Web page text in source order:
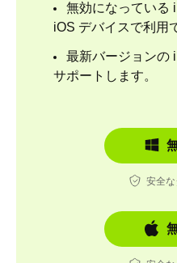
無効になっている
iOS デバイスで利用
最新バージョンの
サポートします。
安全